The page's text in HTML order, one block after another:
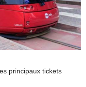
principaux tickets